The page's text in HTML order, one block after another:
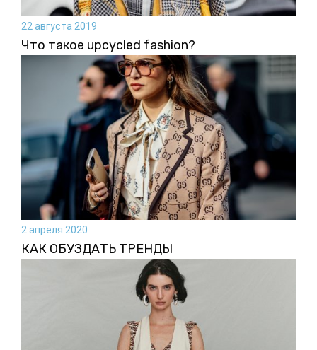
22 августа 2019
Что такое upcycled fashion?
2 апреля 2020
КАК ОБУЗДАТЬ ТРЕНДЫ